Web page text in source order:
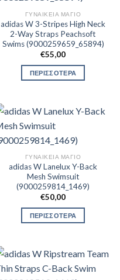
ΓΥΝΑΙΚΕΊΑ ΜΑΓΙΌ
adidas W 3-Stripes High Neck
2-Way Straps Peachsoft
Swims (9000259659_65894)
€55,00
ΠΕΡΙΣΣΟΤΕΡΑ
ΓΥΝΑΙΚΕΊΑ ΜΑΓΙΌ
adidas W Lanelux Y-Back
Mesh Swimsuit
(9000259814_1469)
€50,00
ΠΕΡΙΣΣΟΤΕΡΑ